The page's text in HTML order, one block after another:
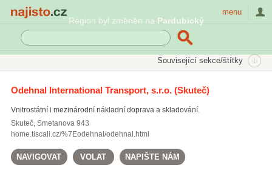
Region byl změněn na Pardubický
menu
Související sekce/štítky
Odehnal International Transport, s.r.o.(Skuteč)
Vnitrostátní i mezinárodní nákladní doprava a skladování.
Skuteč, Smetanova 943
home.tiscali.cz/%7Eodehnal/odehnal.html
NAVIGOVAT VOLAT NAPIŠTE NÁM